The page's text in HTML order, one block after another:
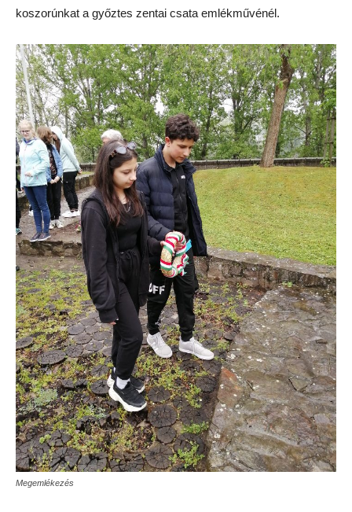
koszorúnkat a győztes zentai csata emlékművénél.
Megemlékezés